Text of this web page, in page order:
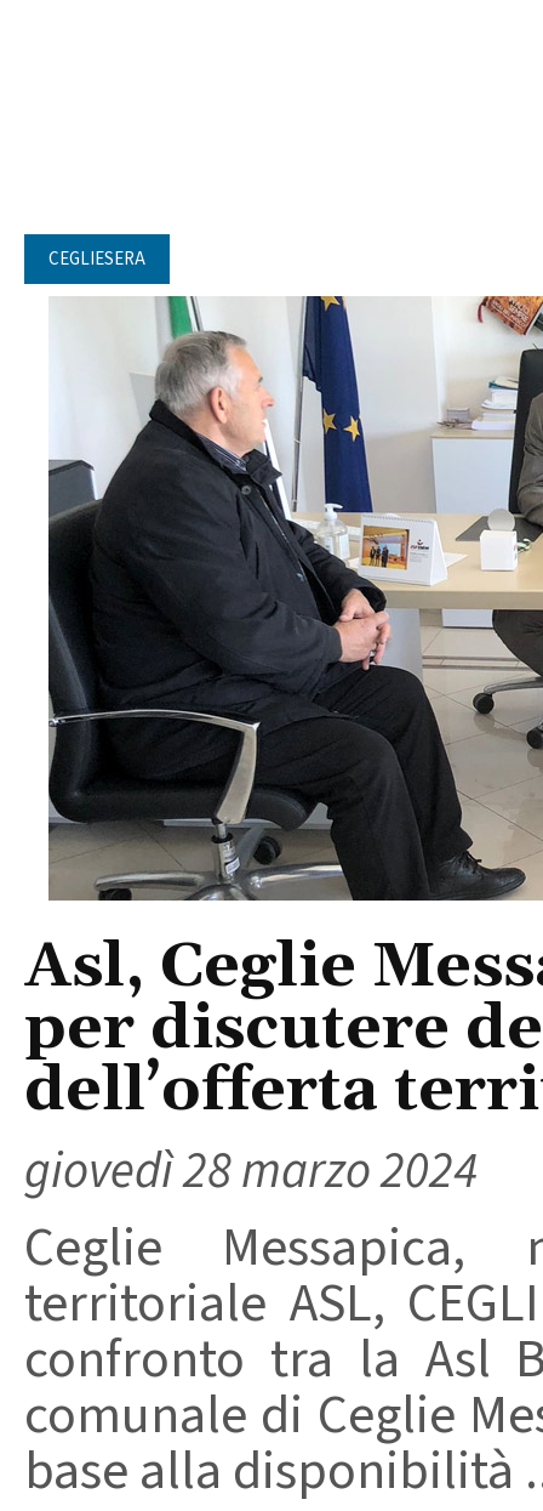
CEGLIESERA
Asl, Ceglie
per discutere
dell’offerta
giovedì 28 marzo 2024
Ceglie Messapica,
territoriale ASL,
confronto tra la Asl
comunale di Ceglie
base alla disponibilità